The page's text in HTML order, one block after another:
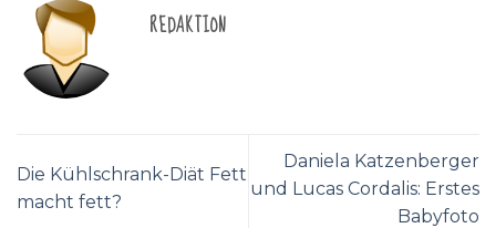
REDAKTION
Die Kühlschrank-Diät Fett
macht fett?
Daniela Katzenberger
und Lucas Cordalis: Erstes
Babyfoto